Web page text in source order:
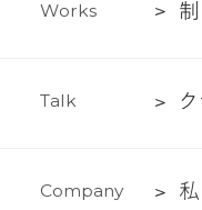
テ
グ
Works
制
績
制
Talk
ク
ア
ク
Company
私 私